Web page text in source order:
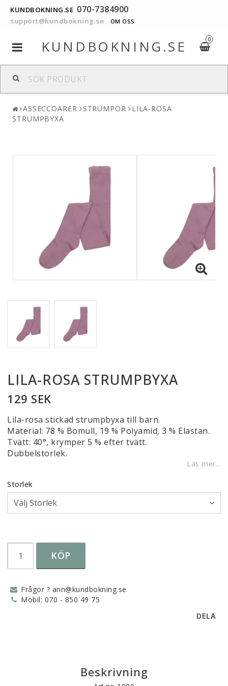
KUNDBOKNING.SE 070-7384900
support@kundbokning.se OM OSS
KUNDBOKNING.SE 0
Toggle
navigation
ASSECCOARER STRUMPOR
LILA-ROSA
STRUMPBYXA
LILA-ROSA STRUMPBYXA
129 SEK
Lila-rosa stickad strumpbyxa till barn.
Material: 78 % Bomull, 19 % Polyamid, 3 % Elastan.
Tvätt: 40°, krymper 5 % efter tvätt.
Dubbelstorlek.
Läs mer...
Storlek
KÖP
Frågor ? ann@kundbokning.se
Mobil: 070 - 850 49 75
DELA
Beskrivning